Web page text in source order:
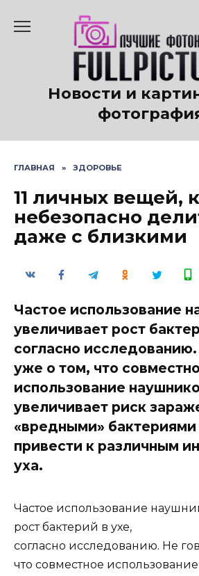
содержанию
Новости и
ГЛАВНАЯ » ЗДОРОВЬЕ
11 личных вещей,
небезопасно
даже с близкими
Частое использование
увеличивает рост
согласно
уже о том, что
использование
увеличивает риск
«вредными»
привести к различным
уха.
Частое использование
рост бактерий в ухе,
согласно исследованию. Не
что совместное